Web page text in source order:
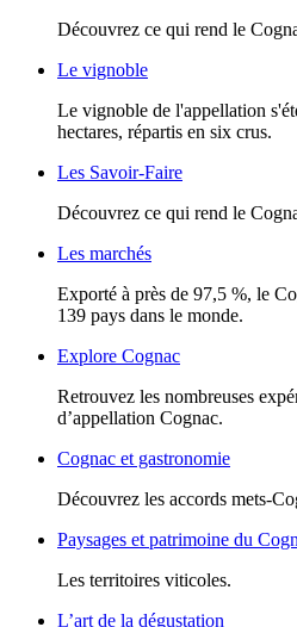
Découvrez ce qui rend le
Le vignoble
Le vignoble de l'appellation
hectares, répartis en six crus.
Les Savoir-Faire
Découvrez ce qui rend le
Les marchés
Exporté à près de 97,5 %, le
139 pays dans le monde.
Explore Cognac
Retrouvez les nombreuses
d’appellation Cognac.
Cognac et gastronomie
Découvrez les accords mets-
Paysages et patrimoine du
Les territoires viticoles.
L’art de la dégustation